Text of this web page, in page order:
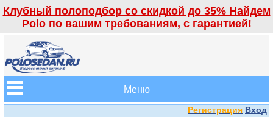
Клубный полоподбор со скидкой до 35% Найдем
Polo по вашим требованиям, с гарантией!
Меню
Регистрация Вход